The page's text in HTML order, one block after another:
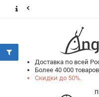
Доставка по всей
Более 40 000
Скидки до 50%.